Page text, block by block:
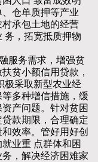
仓单质押等产业
承包土地的经营
务，拓宽抵质押物
务需求，增强贫
贫小额信用贷款，
极采取新型农业经
多种增信措施，缓
产问题。针对贫困
款期限，合理确定
效率。管好用好创
业重 点群体和困
，解决经济困难家